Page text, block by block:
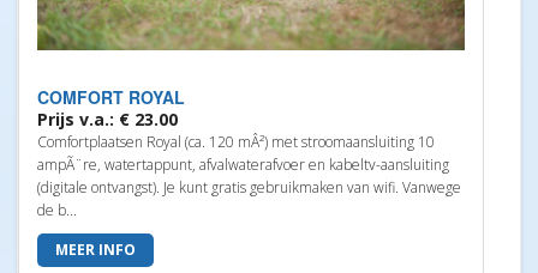
COMFORT ROYAL
Prijs v.a.: € 23.00
Comfortplaatsen Royal (ca. 120 mÂ²) met stroomaansluiting 10
ampÃ¨re, watertappunt, afvalwaterafvoer en kabeltv-aansluiting
(digitale ontvangst). Je kunt gratis gebruikmaken van wifi. Vanwege
de b...
MEER INFO